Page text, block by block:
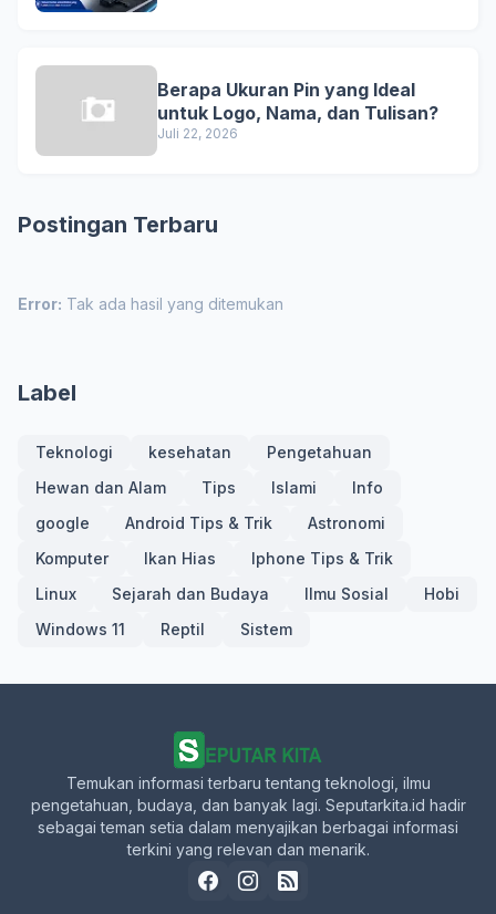
Berapa Ukuran Pin yang Ideal
untuk Logo, Nama, dan Tulisan?
Juli 22, 2026
Postingan Terbaru
Error: Tak ada hasil yang ditemukan
Label
Teknologi kesehatan
Pengetahuan
Hewan dan Alam
Tips Islami
Info
google
Android Tips & Trik
Astronomi
Komputer
Ikan Hias
Iphone Tips & Trik
Linux
Sejarah dan Budaya Ilmu Sosial
Hobi
Windows 11
Reptil Sistem
Temukan informasi terbaru tentang teknologi, ilmu
pengetahuan, budaya, dan banyak lagi. Seputarkita.id hadir
sebagai teman setia dalam menyajikan berbagai informasi
terkini yang relevan dan menarik.